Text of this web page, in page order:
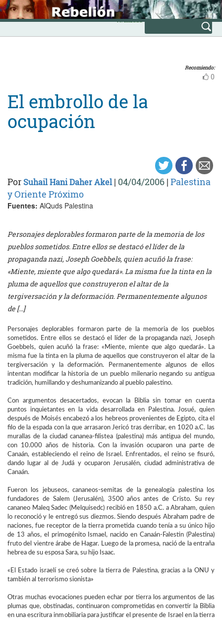
Skip
to
content
INICIO
Avanzada
Recomiendo:
0
El embrollo de la
ocupación
Por Suhail Hani Daher Akel| 04/04/2006 | Palestina
y Oriente Próximo
Fuentes: AlQuds Palestina
Personajes deplorables formaron parte de la memoria de los
pueblos sometidos. Entre ellos se destacó el líder de la
propaganda nazi, Joseph Goebbels, quien acuñó la frase:
«Miente, miente que algo quedará». La misma fue la tinta en la
pluma de aquellos que construyeron el altar de la
tergiversación y la deformación. Permanentemente algunos
de […]
Personajes deplorables formaron parte de la memoria de los pueblos
sometidos. Entre ellos se destacó el líder de la propaganda nazi, Joseph
Goebbels, quien acuñó la frase: «Miente, miente que algo quedará». La
misma fue la tinta en la pluma de aquellos que construyeron el altar de la
tergiversación y la deformación. Permanentemente algunos de ellos
intentan modificar la historia de un pueblo milenario negando su antigua
tradición, humillando y deshumanizando al pueblo palestino.
Con argumentos desacertados, evocan la Biblia sin tomar en cuenta
puntos inquietantes en la vida desarrollada en Palestina. Josué, quien
después de Moisés encabezó a los hebreos provenientes de Egipto, cita el
filo de la espada con la que arrasaron Jericó tras derribar, en 1020 a.C. las
murallas de la ciudad cananea-filistea (palestina) más antigua del mundo,
con 10.000 años de historia. Con la invasión ocuparon una parte de
Canaán, estableciendo el reino de Israel. Enfrentados, el reino se fisuró,
dando lugar al de Judá y ocuparon Jerusalén, ciudad administrativa de
Canaán.
Fueron los jebuseos, cananeos-semitas de la genealogía palestina los
fundadores de Salem (Jerusalén), 3500 años antes de Cristo. Su rey
cananeo Maleq Sadec (Melquisedc) recibió en 1850 a.C. a Abraham, quien
lo reconoció y le entregó sus diezmos. Siendo después Abraham padre de
naciones, fue receptor de la tierra prometida cuando tenía a su único hijo
de 13 años, el primogénito Ismael, nacido en Canaán-Falestin (Palestina)
fruto del vientre árabe de Hagar. Luego de la promesa, nació de la entraña
hebrea de su esposa Sara, su hijo Isaac.
«El Estado israelí se creó sobre la tierra de Palestina, gracias a la ONU y
también al terrorismo sionista»
Otras muchas evocaciones pueden echar por tierra los argumentos de las
plumas que, obstinadas, continuaron comprometidas en convertir la Biblia
en una escritura inmobiliaria para justificar el presente de Israel en la tierra